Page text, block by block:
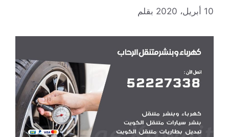
10 أبريل، 2020 بقلم